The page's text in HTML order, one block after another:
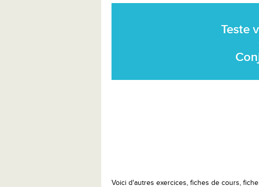
Teste
Voici d'autres exercices, fiches de cours,